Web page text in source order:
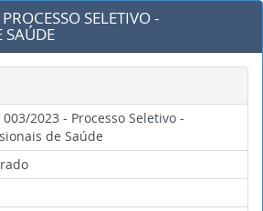
SELETIVO -
SAÚDE
2023 - Processo Seletivo -
de Saúde